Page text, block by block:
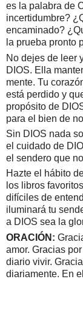
es la palabra de
incertidumbre?
encaminado?
la prueba pronto
No dejes de leer
DIOS. Ella
mente. Tu
está perdido y
propósito de
para el bien de
Sin DIOS nada
el cuidado de
el sendero que
Hazte el hábito
los libros
difíciles de
iluminará tu
a DIOS sea la
ORACIÓN:
amor. Gracias
diario vivir.
diariamente. En